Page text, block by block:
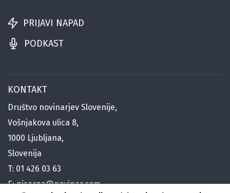
PRIJAVI NAPAD
PODKAST
KONTAKT
Društvo novinarjev Slovenije,
Vošnjakova ulica 8,
1000 Ljubljana,
Slovenija
T: 01 426 03 63
E:pisarna@novinar.com